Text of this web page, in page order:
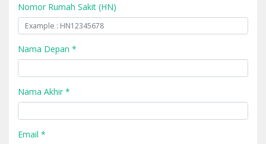
Nomor Rumah Sakit (HN)
Nama Depan *
Nama Akhir *
Email *